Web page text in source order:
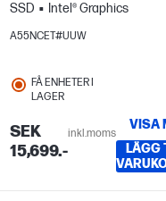
SSD
Intel® Graphics
A55NCET#UUW
FÅ ENHETER I
LAGER
SEK
15,699.-
inkl.moms
VISA
LÄGG